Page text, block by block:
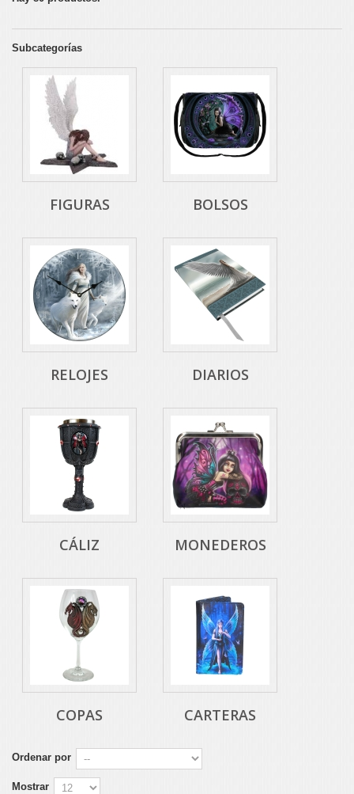
Subcategorías
FIGURAS BOLSOS
RELOJES DIARIOS
CÁLIZ MONEDEROS
COPAS CARTERAS
Ordenar por
Mostrar